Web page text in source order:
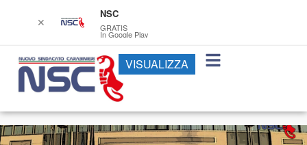
✕
NSC
GRATIS
In Google Play
VISUALIZZA